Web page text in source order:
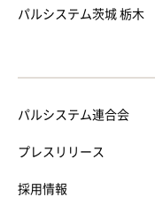
パルシステム茨城 栃木
パルシステム連合会
プレスリリース
採用情報